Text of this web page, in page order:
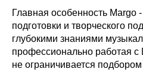
Главная особенность Margo
подготовки и творческого
глубокими знаниями
профессионально работая
не ограничивается